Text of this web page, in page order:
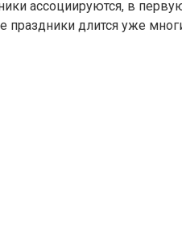
ассоциируются, в
праздники длится уже